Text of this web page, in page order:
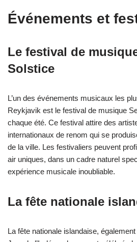
Événements et
Le festival de
Solstice
L’un des événements musicaux les
Reykjavik est le festival de musique
chaque été. Ce festival attire des
internationaux de renom qui se
de la ville. Les festivaliers peuvent
air uniques, dans un cadre naturel
expérience musicale inoubliable.
La fête nationale
La fête nationale islandaise,